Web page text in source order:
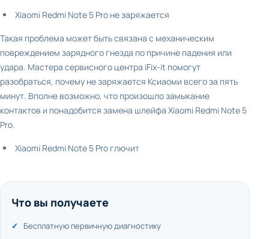
Xiaomi Redmi Note 5 Pro не заряжается
Такая проблема может быть связана с механическим
повреждением зарядного гнезда по причине падения или
удара. Мастера сервисного центра iFix-it помогут
разобраться, почему не заряжается Ксиаоми всего за пять
минут. Вполне возможно, что произошло замыкание
контактов и понадобится замена шлейфа Xiaomi Redmi Note 5
Pro.
Xiaomi Redmi Note 5 Pro глючит
Что вы получаете
Бесплатную первичную диагностику